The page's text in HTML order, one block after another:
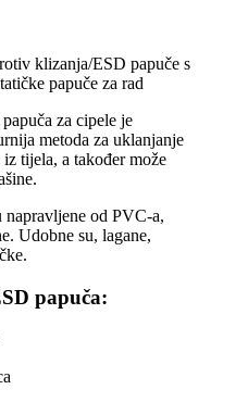
klizanja/ESD papuče s
papuče za rad
za cipele je
metoda za uklanjanje
tijela, a također može
napravljene od PVC-a,
Udobne su, lagane,
papuča: